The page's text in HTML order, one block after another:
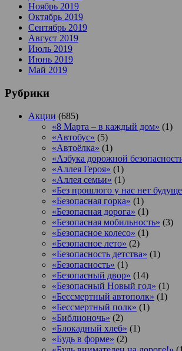
Ноябрь 2019
Октябрь 2019
Сентябрь 2019
Август 2019
Июль 2019
Июнь 2019
Май 2019
Рубрики
Акции (685)
«8 Марта – в каждый дом» (1)
«Автобус» (5)
«Автоёлка» (1)
«Азбука дорожной
«Аллея Героя» (1)
«Аллея семьи» (1)
«Без прошлого у нас нет
«Безопасная горка» (1)
«Безопасная дорога» (1)
«Безопасная мобильность» (3)
«Безопасное колесо» (1)
«Безопасное лето» (2)
«Безопасность детства» (1)
«Безопасность» (1)
«Безопасный двор» (14)
«Безопасный Новый год» (1)
«Бессмертный автополк» (1)
«Бессмертный полк» (1)
«Библионочь» (2)
«Блокадный хлеб» (1)
«Будь в форме» (2)